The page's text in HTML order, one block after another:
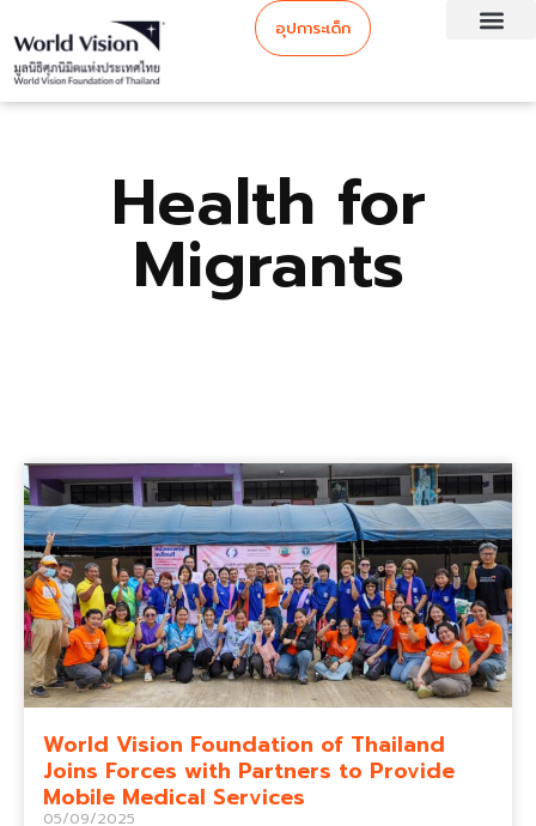
อุปการะเด็ก
Health for
Migrants
World Vision Foundation of Thailand
Joins Forces with Partners to Provide
Mobile Medical Services
05/09/2025